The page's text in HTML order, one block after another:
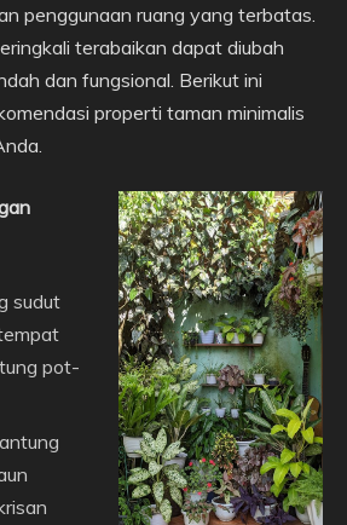
penggunaan ruang yang terbatas.
terabaikan dapat diubah
dan fungsional. Berikut ini
properti taman minimalis
sudut
pot-